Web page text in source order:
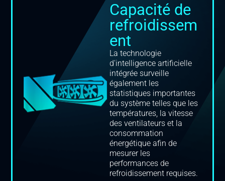
Capacité de
refroidissem
ent
La technologie
d'intelligence artificielle
intégrée surveille
également les
statistiques importantes
du système telles que les
températures, la vitesse
des ventilateurs et la
consommation
énergétique afin de
mesurer les
performances de
refroidissement requises.